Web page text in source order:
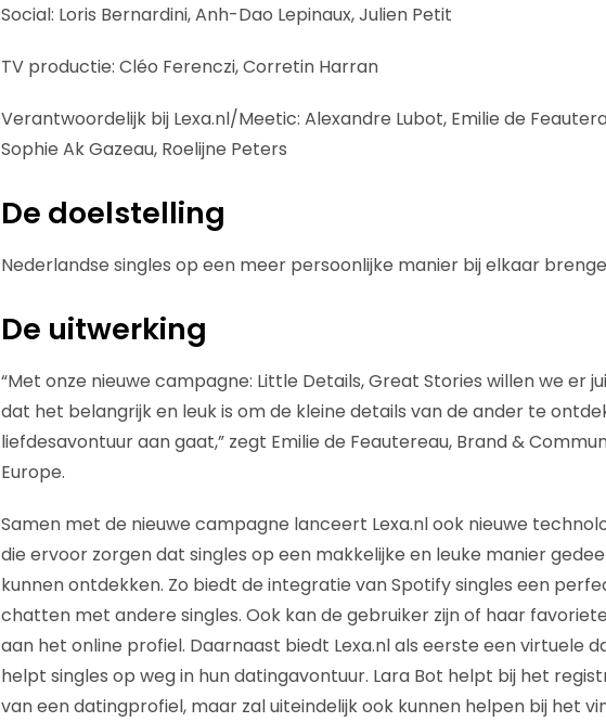
Social: Loris Bernardini, Anh-Dao Lepinaux, Julien Petit
TV productie: Cléo Ferenczi, Corretin Harran
Verantwoordelijk bij Lexa.nl/Meetic: Alexandre Lubot, Emilie de
Sophie Ak Gazeau, Roelijne Peters
De doelstelling
Nederlandse singles op een meer persoonlijke manier bij elkaar
De uitwerking
“Met onze nieuwe campagne: Little Details, Great Stories willen we er
dat het belangrijk en leuk is om de kleine details van de ander te
liefdesavontuur aan gaat,” zegt Emilie de Feautereau, Brand &
Europe.
Samen met de nieuwe campagne lanceert Lexa.nl ook nieuwe
die ervoor zorgen dat singles op een makkelijke en leuke manier
kunnen ontdekken. Zo biedt de integratie van Spotify singles een
chatten met andere singles. Ook kan de gebruiker zijn of haar
aan het online profiel. Daarnaast biedt Lexa.nl als eerste een virtuele
helpt singles op weg in hun datingavontuur. Lara Bot helpt bij het
van een datingprofiel, maar zal uiteindelijk ook kunnen helpen bij het